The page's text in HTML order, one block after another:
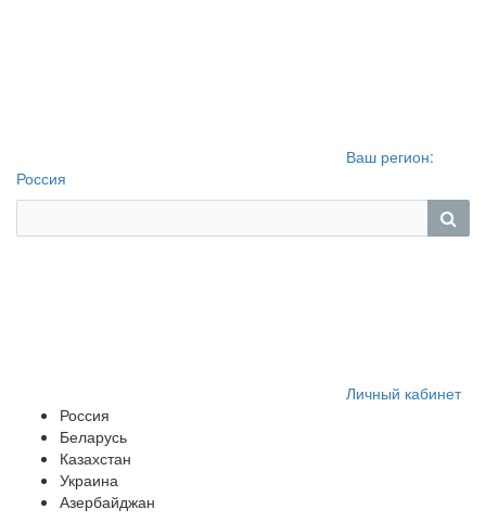
Ваш регион:
Россия
Личный кабинет
Россия
Беларусь
Казахстан
Украина
Азербайджан